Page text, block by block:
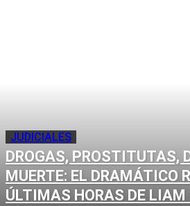
JUDICIALES
DROGAS, PROSTITUTAS,
MUERTE: EL DRAMÁTICO
ÚLTIMAS HORAS DE LIAM